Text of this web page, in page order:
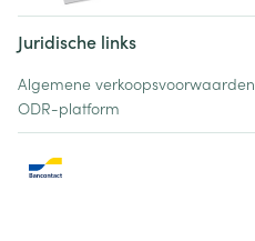
Juridische links
Algemene verkoopsvoorwaarden
ODR-platform